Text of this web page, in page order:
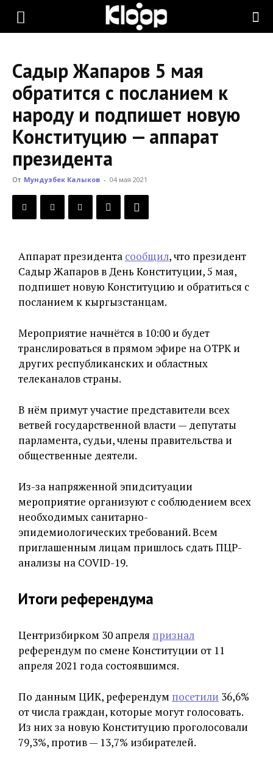
KLOOP.KG
Новости
Кыргызстана
Садыр Жапаров 5 мая
обратится с посланием к
народу и подпишет новую
Конституцию — аппарат
президента
От Мундузбек Калыков - 04 мая 2021
Аппарат президента сообщил, что президент
Садыр Жапаров в День Конституции, 5 мая,
подпишет новую Конституцию и обратиться с
посланием к кыргызстанцам.
Мероприятие начнётся в 10:00 и будет
транслироваться в прямом эфире на ОТРК и
других республиканских и областных
телеканалов страны.
В нём примут участие представители всех
ветвей государственной власти — депутаты
парламента, судьи, члены правительства и
общественные деятели.
Из-за напряженной эпидситуации
мероприятие организуют с соблюдением всех
необходимых санитарно-
эпидемиологических требований. Всем
приглашенным лицам пришлось сдать ПЦР-
анализы на COVID-19.
Итоги референдума
Центризбирком 30 апреля признал
референдум по смене Конституции от 11
апреля 2021 года состоявшимся.
По данным ЦИК, референдум посетили 36,6%
от числа граждан, которые могут голосовать.
Из них за новую Конституцию проголосовали
79,3%, против — 13,7% избирателей.